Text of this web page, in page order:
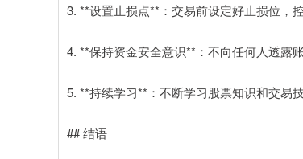
3. **设置止损点**：交易前设定好止损位，
4. **保持资金安全意识**：不向任何人透露
5. **持续学习**：不断学习股票知识和交易
## 结语